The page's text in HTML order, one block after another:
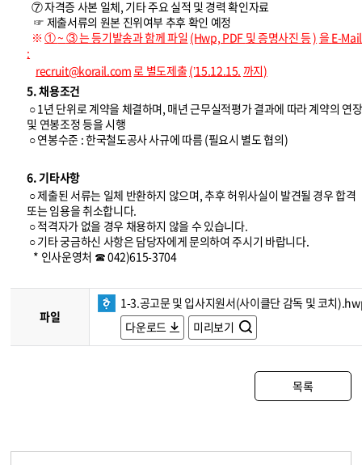
⑦ 자격증 사본 일체, 기타 주요 실적 및 경력 확인자료
☞ 제출서류의 원본 진위여부 추후 확인 예정
※①~ ③는 등기발송과 함께 파일 (Hwp, PDF 및 증명사진 등) 을 E-Mail
:
recruit@korail.com로 별도제출 (’15.12.15. 까지)
5. 채용조건
○ 1년 단위로 계약을 체결하며, 매년 근무실적평가 결과에 따라 계약의 연장
및 연봉조정 등을 시행
○ 연봉수준 : 한국철도공사 사규에 따름 (필요시 별도 협의)
6. 기타사항
○ 제출된 서류는 일체 반환하지 않으며, 추후 허위사실이 발견될 경우 합격
또는 임용을 취소합니다.
○ 적격자가 없을 경우 채용하지 않을 수 있습니다.
○ 기타 궁금하신 사항은 담당자에게 문의하여 주시기 바랍니다.
* 인사운영처 ☎ 042)615-3704
파일
1-3.공고문 및 입사지원서(사이클단 감독 및 코치
다운로드
미리보기
목록